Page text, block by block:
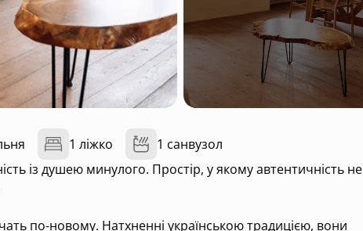
1 ліжко
1 санвузол
із душею минулого. Простір, у якому автентичність не
по-новому. Натхненні українською традицією, вони